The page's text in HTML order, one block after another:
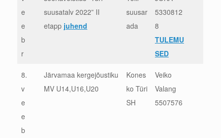
e
e
b
r
suusatalv 2022” II
etapp juhend
suusar
ada
5330812
8
TULEMU
SED
8.
v
e
e
b
Järvamaa kergejõustiku
MV U14,U16,U20
Kones
ko Türi
SH
Veiko
Valang
5507576